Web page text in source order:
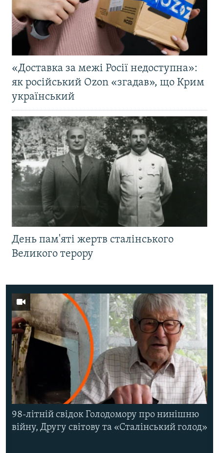
«Доставка за межі Росії недоступна»:
як російський Ozon «згадав», що Крим
український
День пам'яті жертв сталінського
Великого терору
98-літній свідок Голодомору про нинішню
війну, Другу світову та «Сталінський голод»